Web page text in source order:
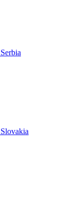
Serbia
Slovakia